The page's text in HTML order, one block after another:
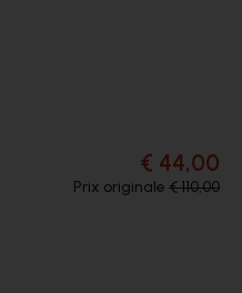
€ 44,00
Prix originale € 110,00